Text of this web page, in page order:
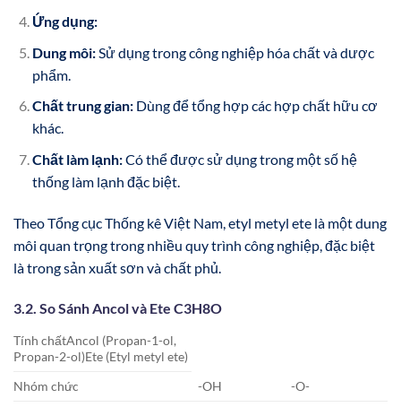
Ứng dụng:
Dung môi:Sử dụng trong công nghiệp hóa chất và dược
phẩm.
Chất trung gian:Dùng để tổng hợp các hợp chất hữu cơ
khác.
Chất làm lạnh:Có thể được sử dụng trong một số hệ
thống làm lạnh đặc biệt.
Theo Tổng cục Thống kê Việt Nam, etyl metyl ete là một dung
môi quan trọng trong nhiều quy trình công nghiệp, đặc biệt
là trong sản xuất sơn và chất phủ.
3.2. So Sánh Ancol và Ete C3H8O
Tính chấtAncol (Propan-1-ol,
Propan-2-ol)Ete (Etyl metyl ete)
Nhóm chức
-OH
-O-